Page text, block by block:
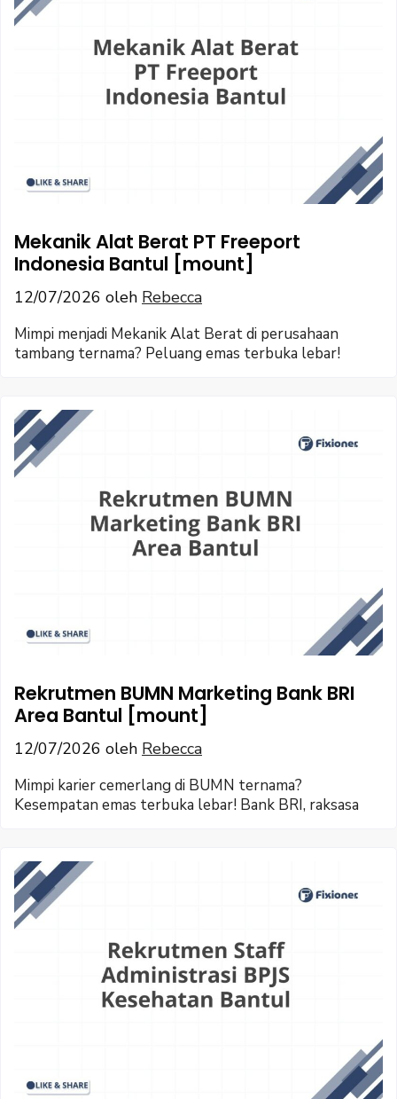
Mekanik Alat Berat PT Freeport
Indonesia Bantul [mount]
12/07/2026 oleh Rebecca
Mimpi menjadi Mekanik Alat Berat di perusahaan
tambang ternama? Peluang emas terbuka lebar!
Rekrutmen BUMN Marketing Bank BRI
Area Bantul [mount]
12/07/2026 oleh Rebecca
Mimpi karier cemerlang di BUMN ternama?
Kesempatan emas terbuka lebar! Bank BRI, raksasa